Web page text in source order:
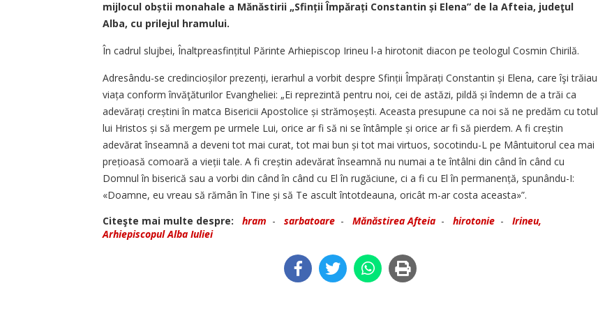
mijlocul obștii monahale a Mănăstirii „Sfinții Împărați Constantin și Elena” de la Afteia, judeţul
Alba, cu prilejul hramului.
În cadrul slujbei, Înaltpreasfințitul Părinte Arhiepiscop Irineu l-a hirotonit diacon pe teologul Cosmin Chirilă.
Adresându-se credincioșilor prezenți, ierarhul a vorbit despre Sfinții Împărați Constantin și Elena, care îşi trăiau
viața conform învăţăturilor Evangheliei: „Ei reprezintă pentru noi, cei de astăzi, pildă și îndemn de a trăi ca
adevărați creștini în matca Bisericii Apostolice și strămoșești. Aceasta presupune ca noi să ne predăm cu totul
lui Hristos și să mergem pe urmele Lui, orice ar fi să ni se întâmple și orice ar fi să pierdem. A fi creștin
adevărat înseamnă a deveni tot mai curat, tot mai bun și tot mai virtuos, socotindu-L pe Mântuitorul cea mai
prețioasă comoară a vieții tale. A fi creștin adevărat înseamnă nu numai a te întâlni din când în când cu
Domnul în biserică sau a vorbi din când în când cu El în rugăciune, ci a fi cu El în permanență, spunându-I:
«Doamne, eu vreau să rămân în Tine și să Te ascult întotdeauna, oricât m-ar costa aceasta»”.
Citeşte mai multe despre:
hram - sarbatoare - Mănăstirea Afteia - hirotonie - Irineu,
Arhiepiscopul Alba Iuliei